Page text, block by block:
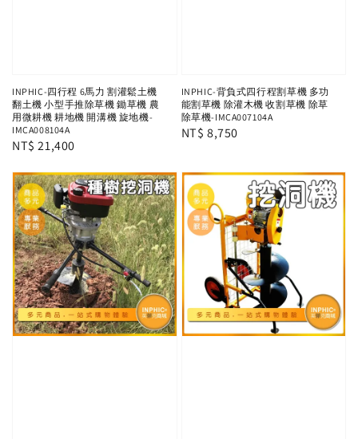
INPHIC-四行程 6馬力 割灌鬆土機
翻土機 小型手推除草機 鋤草機 農
用微耕機 耕地機 開溝機 旋地機-
IMCA008104A
Regular
NT$ 21,400
INPHIC-背負式四行程割草機 多功
能割草機 除灌木機 收割草機 除草
除草機-IMCA007104A
Regular
NT$ 8,750